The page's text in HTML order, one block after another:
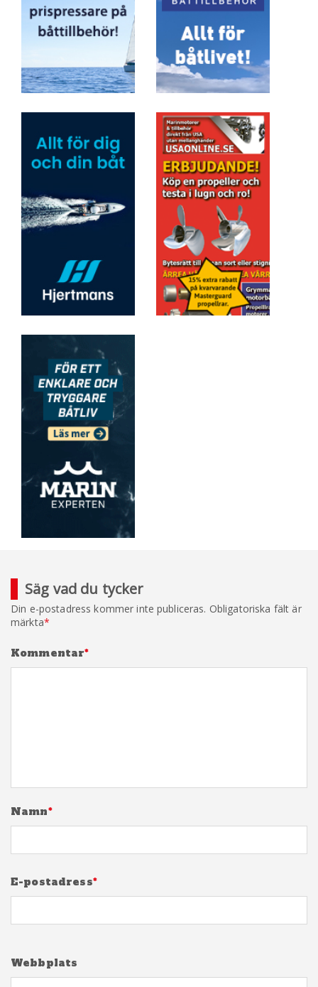
Säg vad du tycker
Din e-postadress kommer inte publiceras. Obligatoriska fält är
märkta*
Kommentar*
Namn*
E-postadress*
Webbplats